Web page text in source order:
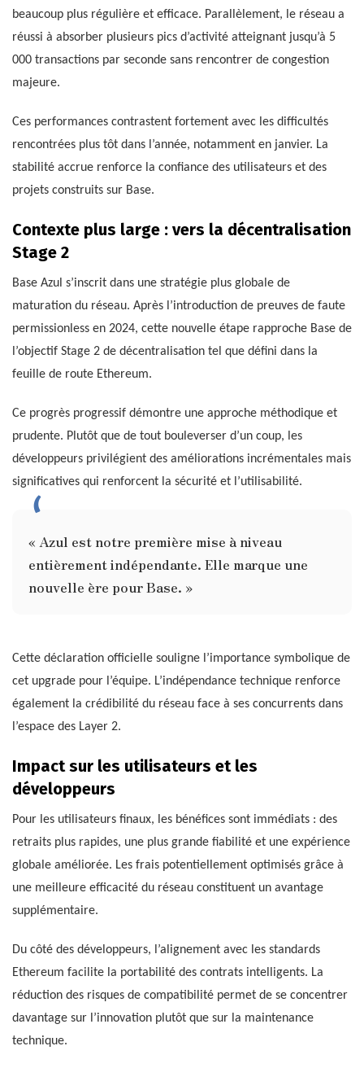
beaucoup plus régulière et efficace. Parallèlement, le réseau a
réussi à absorber plusieurs pics d’activité atteignant jusqu’à 5
000 transactions par seconde sans rencontrer de congestion
majeure.
Ces performances contrastent fortement avec les difficultés
rencontrées plus tôt dans l’année, notamment en janvier. La
stabilité accrue renforce la confiance des utilisateurs et des
projets construits sur Base.
Contexte plus large : vers la décentralisation
Stage 2
Base Azul s’inscrit dans une stratégie plus globale de
maturation du réseau. Après l’introduction de preuves de faute
permissionless en 2024, cette nouvelle étape rapproche Base de
l’objectif Stage 2 de décentralisation tel que défini dans la
feuille de route Ethereum.
Ce progrès progressif démontre une approche méthodique et
prudente. Plutôt que de tout bouleverser d’un coup, les
développeurs privilégient des améliorations incrémentales mais
significatives qui renforcent la sécurité et l’utilisabilité.
« Azul est notre première mise à niveau
entièrement indépendante. Elle marque une
nouvelle ère pour Base. »
Cette déclaration officielle souligne l’importance symbolique de
cet upgrade pour l’équipe. L’indépendance technique renforce
également la crédibilité du réseau face à ses concurrents dans
l’espace des Layer 2.
Impact sur les utilisateurs et les
développeurs
Pour les utilisateurs finaux, les bénéfices sont immédiats : des
retraits plus rapides, une plus grande fiabilité et une expérience
globale améliorée. Les frais potentiellement optimisés grâce à
une meilleure efficacité du réseau constituent un avantage
supplémentaire.
Du côté des développeurs, l’alignement avec les standards
Ethereum facilite la portabilité des contrats intelligents. La
réduction des risques de compatibilité permet de se concentrer
davantage sur l’innovation plutôt que sur la maintenance
technique.